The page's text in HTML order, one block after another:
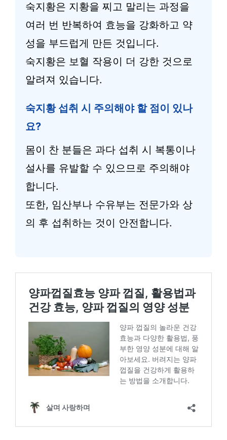
숙지황은 지황을 찌고 말리는 과정을
여러 번 반복하여 효능을 강화하고 약
성을 부드럽게 만든 것입니다.
숙지황은 보혈 작용이 더 강한 것으로
알려져 있습니다.
숙지황 섭취 시 주의해야 할 점이 있나
요?
몸이 찬 분들은 과다 섭취 시 복통이나
설사를 유발할 수 있으므로 주의해야
합니다.
또한, 임산부나 수유부는 전문가와 상
의 후 섭취하는 것이 안전합니다.